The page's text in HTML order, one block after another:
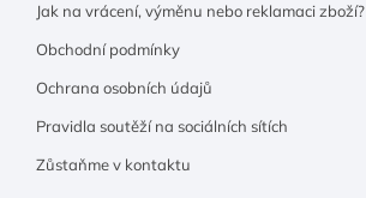
Jak na vrácení, výměnu nebo reklamaci zboží?
Obchodní podmínky
Ochrana osobních údajů
Pravidla soutěží na sociálních sítích
Zůstaňme v kontaktu